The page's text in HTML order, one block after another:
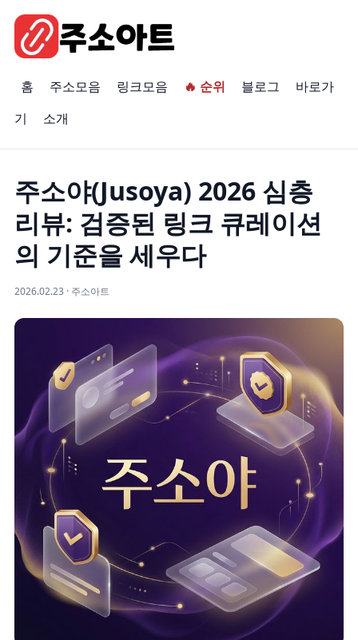
홈 주소모음 링크모음 🔥 순위 블로그
바로가
기
소개
주소야(Jusoya) 2026 심층
리뷰: 검증된 링크 큐레이션
의 기준을 세우다
2026.02.23 · 주소아트